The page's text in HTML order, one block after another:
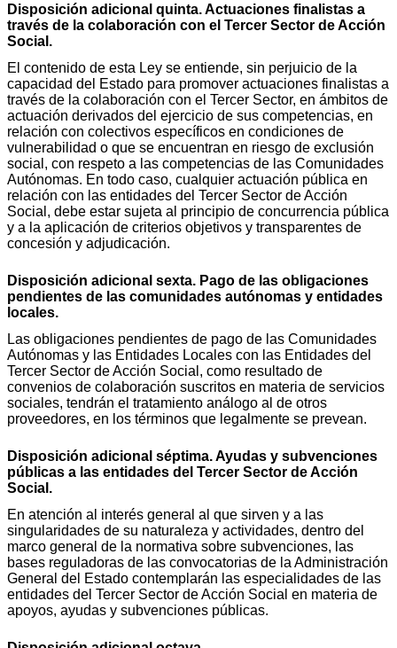
Disposición adicional quinta. Actuaciones finalistas a
través de la colaboración con el Tercer Sector de Acción
Social.
El contenido de esta Ley se entiende, sin perjuicio de la
capacidad del Estado para promover actuaciones finalistas a
través de la colaboración con el Tercer Sector, en ámbitos de
actuación derivados del ejercicio de sus competencias, en
relación con colectivos específicos en condiciones de
vulnerabilidad o que se encuentran en riesgo de exclusión
social, con respeto a las competencias de las Comunidades
Autónomas. En todo caso, cualquier actuación pública en
relación con las entidades del Tercer Sector de Acción
Social, debe estar sujeta al principio de concurrencia pública
y a la aplicación de criterios objetivos y transparentes de
concesión y adjudicación.
Disposición adicional sexta. Pago de las obligaciones
pendientes de las comunidades autónomas y entidades
locales.
Las obligaciones pendientes de pago de las Comunidades
Autónomas y las Entidades Locales con las Entidades del
Tercer Sector de Acción Social, como resultado de
convenios de colaboración suscritos en materia de servicios
sociales, tendrán el tratamiento análogo al de otros
proveedores, en los términos que legalmente se prevean.
Disposición adicional séptima. Ayudas y subvenciones
públicas a las entidades del Tercer Sector de Acción
Social.
En atención al interés general al que sirven y a las
singularidades de su naturaleza y actividades, dentro del
marco general de la normativa sobre subvenciones, las
bases reguladoras de las convocatorias de la Administración
General del Estado contemplarán las especialidades de las
entidades del Tercer Sector de Acción Social en materia de
apoyos, ayudas y subvenciones públicas.